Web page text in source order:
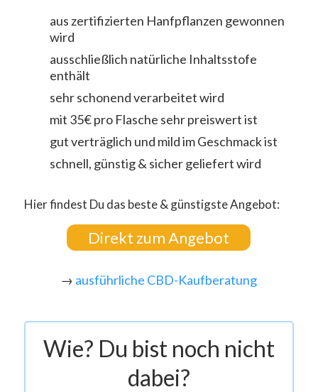
aus zertifizierten Hanfpflanzen gewonnen
wird
ausschließlich natürliche Inhaltsstofe
enthält
sehr schonend verarbeitet wird
mit 35€ pro Flasche sehr preiswert ist
gut verträglich und mild im Geschmack ist
schnell, günstig & sicher geliefert wird
Hier findest Du das beste & günstigste Angebot:
Direkt zum Angebot
→ ausführliche CBD-Kaufberatung
Wie? Du bist noch nicht
dabei?